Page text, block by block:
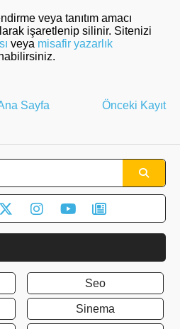
veya tanıtım amacı
işaretlenip silinir. Sitenizi
veya misafir yazarlık
Önceki Kayıt
Sayfa
Seo
Sinema